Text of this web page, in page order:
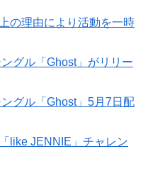
の理由により活動を一時
グル「Ghost」がリリー
like JENNIE」チャレン